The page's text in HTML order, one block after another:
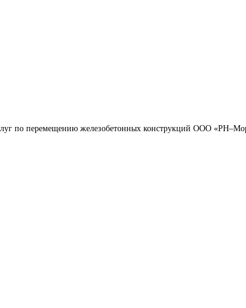
по перемещению железобетонных конструкций ООО